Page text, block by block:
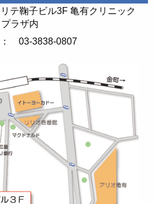
テ鞠子ビル3F 亀有クリニック
プラザ内
： 03-3838-0807